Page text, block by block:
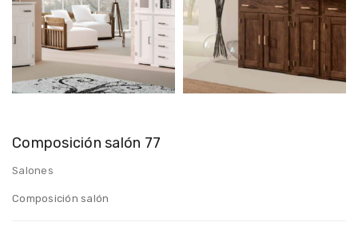
Composición salón 77
Salones
Composición salón